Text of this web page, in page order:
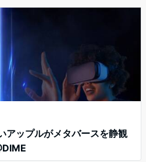
アップルがメタバースを静観